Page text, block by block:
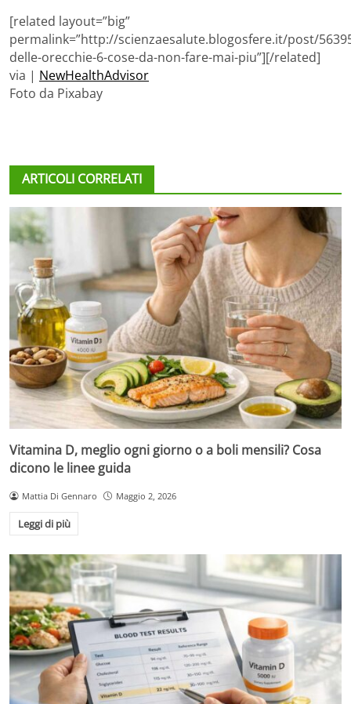
[related layout=”big”
permalink=”http://scienzaesalute.blogosfere.it/post/
delle-orecchie-6-cose-da-non-fare-mai-piu”][/related]
via | NewHealthAdvisor
Foto da Pixabay
ARTICOLI CORRELATI
Vitamina D, meglio ogni giorno o a boli mensili? Cosa
dicono le linee guida
Mattia Di Gennaro Maggio 2, 2026
Leggi di più